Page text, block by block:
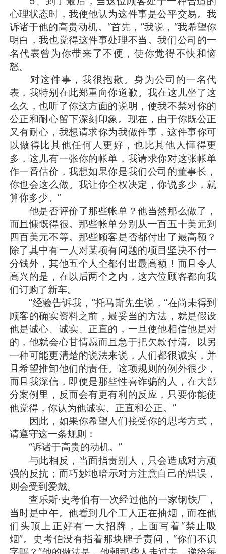
心理状态时，我使他认为这件事是公平交易。我
诉诸于他的高贵动机。“首先，”我说，“我希望你
明白，我也觉得这件事处理不当。我们公司的一
名代表曾为你带来了不便，使你觉得不快和恼
怒。
对这件事，我很抱歉。身为公司的一名代
表，我特别在此郑重向你道歉。我在这儿坐了这
么久，也听了你这方面的说明，使我不禁对你的
公正和耐心留下深刻印象。现在，由于你既公正
又有耐心，我想请求你为我做件事，这件事你可
以做得比其他任何人更好，也比其他人懂得更
多，这儿有一张你的帐单，我请求你对这张帐单
作一番估价，我想如果你是我们公司的董事长，
你也会这么做。我让你全权决定，你说多少，就
算你多少。”
他是否评价了那些帐单？他当然那么做了，
而且慷慨得很。那些帐单分别从一百五十美元到
四百美元不等。那些顾客是否都付出了最高额？
除了其中有一人对某项有问题的项目坚决不付一
分钱外，其他五个人全都付出最高额！而且令人
高兴的是，在以后两个之内，这六位顾客都向我
们订购了新车。
“经验告诉我，”托马斯先生说，“在尚未得到
顾客的确实资料之前，最妥当的方法，就是假设
他是诚心、诚实、正直的，一旦使他相信他是对
的，他就会心甘情愿而且急于把欠款付清。以另
一种可能更清楚的说法来说，人们都很诚实，并
且希望推卸他们的责任。这项规则的例外很少，
而且我深信，即便是那些性喜诈骗的人，在大部
分案例里，反而会有更有利的反应，只要你能使
他觉得，你认为他诚实、正直和公正。”
因此，如果你希望人们接受你的思考方式，
请遵守这一条规则：
“诉诸于高贵的动机。”
与此相反，当面指责别人，只会造成对方顽
强的反抗；而巧妙地暗示对方注意自己的错误，
则会受到爱戴。
查乐斯·史考伯有一次经过他的一家钢铁厂，
当时是中午。他看到几个工人正在抽烟，而在他
们头顶上正好有一大招牌，上面写着“禁止吸
烟”。史考伯没有指着那块牌子责问，“你们不识